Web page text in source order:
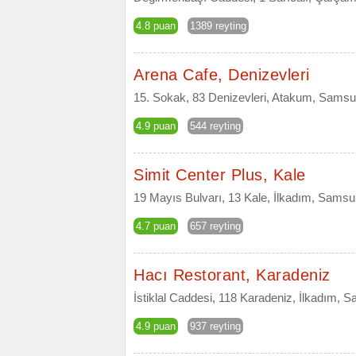
4.8 puan 1389 reyting
Arena Cafe, Denizevleri
15. Sokak, 83 Denizevleri, Atakum,
4.9 puan 544 reyting
Simit Center Plus, Kale
19 Mayıs Bulvarı, 13 Kale, İlkadım,
4.7 puan 657 reyting
Hacı Restorant, Karadeniz
İstiklal Caddesi, 118 Karadeniz, İlkadım,
4.9 puan 937 reyting